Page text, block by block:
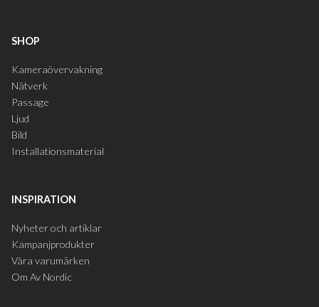
SHOP
Kameraövervakning
Nätverk
Passage
Ljud
Bild
Installationsmaterial
INSPIRATION
Nyheter och artiklar
Kampanjprodukter
Våra varumärken
Om Av Nordic